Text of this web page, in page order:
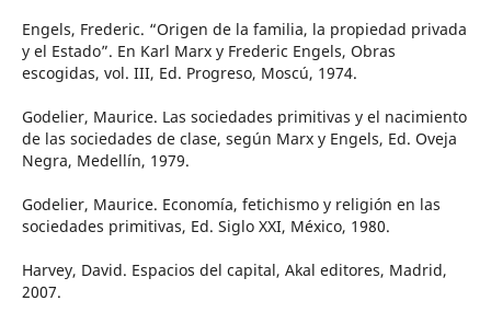
Engels, Frederic. “Origen de la familia, la propiedad privada
y el Estado”. En Karl Marx y Frederic Engels, Obras
escogidas, vol. III, Ed. Progreso, Moscú, 1974.
Godelier, Maurice. Las sociedades primitivas y el nacimiento
de las sociedades de clase, según Marx y Engels, Ed. Oveja
Negra, Medellín, 1979.
Godelier, Maurice. Economía, fetichismo y religión en las
sociedades primitivas, Ed. Siglo XXI, México, 1980.
Harvey, David. Espacios del capital, Akal editores, Madrid,
2007.